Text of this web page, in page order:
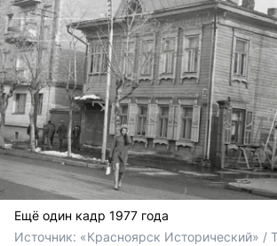
Ещё один кадр 1977 года
Источник: «Красноярск Исторический» /